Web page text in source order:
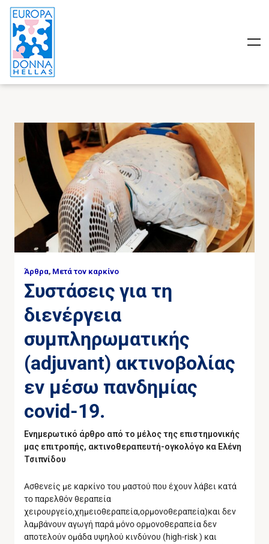
Άρθρα, Μετά τον καρκίνο
Συστάσεις για τη
διενέργεια
συμπληρωματικής
(adjuvant) ακτινοβολίας
εν μέσω πανδημίας
covid-19.
Ενημερωτικό άρθρο από το μέλος της επιστημονικής
μας επιτροπής, ακτινοθεραπευτή-ογκολόγο κα Ελένη
Τσιπνίδου
Aσθενείς με καρκίνο του μαστού που έχουν λάβει κατά
το παρελθόν θεραπεία
χειρουργείο,χημειοθεραπεία,ορμονοθεραπεία)και δεν
λαμβάνουν αγωγή παρά μόνο ορμονοθεραπεία δεν
αποτελούν ομάδα υψηλού κινδύνου (high-risk ) και